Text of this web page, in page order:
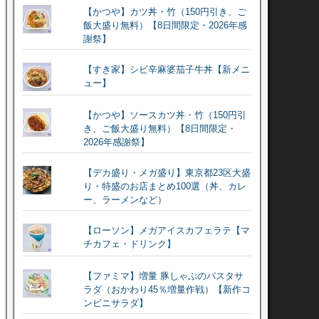
【かつや】カツ丼・竹（150円引き、ご
飯大盛り無料）【8日間限定・2026年感
謝祭】
【すき家】シビ辛麻婆茄子牛丼【新メニ
ュー】
【かつや】ソースカツ丼・竹（150円引
き、ご飯大盛り無料）【8日間限定・
2026年感謝祭】
【デカ盛り・メガ盛り】東京都23区大盛
り・特盛のお店まとめ100選（丼、カレ
ー、ラーメンなど）
【ローソン】メガアイスカフェラテ【マ
チカフェ・ドリンク】
【ファミマ】増量 豚しゃぶのパスタサ
ラダ（おかわり45％増量作戦）【新作コ
ンビニサラダ】